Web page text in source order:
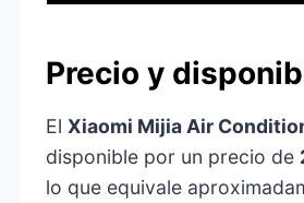
Precio y
ElXiaomi Mijia Air
disponible por un precio de
lo que equivale